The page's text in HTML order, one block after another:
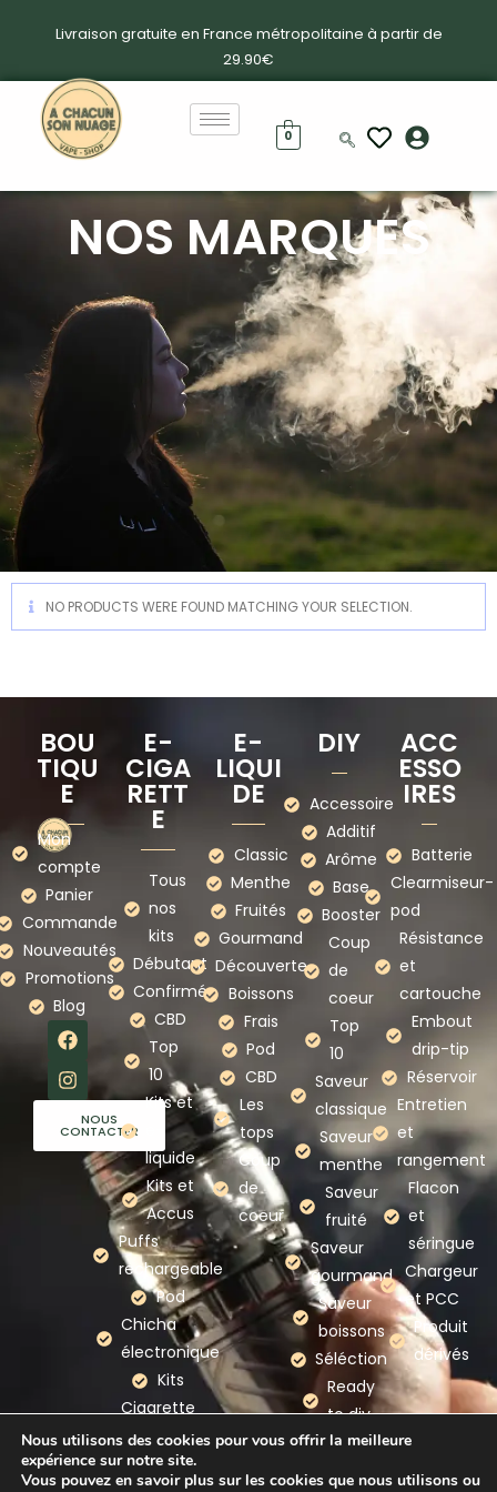
Livraison gratuite en France métropolitaine à partir de
29.90€
0
NOS MARQUES
NO PRODUCTS WERE FOUND MATCHING YOUR SELECTION.
BOU
TIQU
E
Mon
compte
Panier
Commande
Nouveautés
Promotions
Blog
NOUS
CONTACTER
E-
CIGA
RETT
E
Tous
nos
kits
Débutant
Confirmé
CBD
Top
10
Kits et
liquide
Kits et
Accus
Puffs
rechargeable
Pod
Chicha
électronique
Kits
Cigarette
electronique
Nos
E-
LIQUI
DE
Classic
Menthe
Fruités
Gourmand
Découverte
Boissons
Frais
Pod
CBD
Les
tops
Coup
de
coeur
DIY
Accessoire
Additif
Arôme
Base
Booster
Coup
de
coeur
Top
10
Saveur
classique
Saveur
menthe
Saveur
fruité
Saveur
gourmand
Saveur
boissons
Séléction
Ready
to diy
ACC
ESSO
IRES
Batterie
Clearmiseur-
pod
Résistance
et
cartouche
Embout
drip-tip
Réservoir
Entretien
et
rangement
Flacon
et
séringue
Chargeur
et PCC
Produit
dérivés
Nous utilisons des cookies pour vous offrir la meilleure
expérience sur notre site.
Vous pouvez en savoir plus sur les cookies que nous utilisons ou